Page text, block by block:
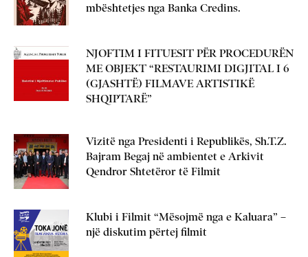
mbështetjes nga Banka Credins.
NJOFTIM I FITUESIT PËR PROCEDURËN
ME OBJEKT “RESTAURIMI DIGJITAL I 6
(GJASHTË) FILMAVE ARTISTIKË
SHQIPTARË”
Vizitë nga Presidenti i Republikës, Sh.T.Z.
Bajram Begaj në ambientet e Arkivit
Qendror Shtetëror të Filmit
Klubi i Filmit “Mësojmë nga e Kaluara” –
një diskutim përtej filmit